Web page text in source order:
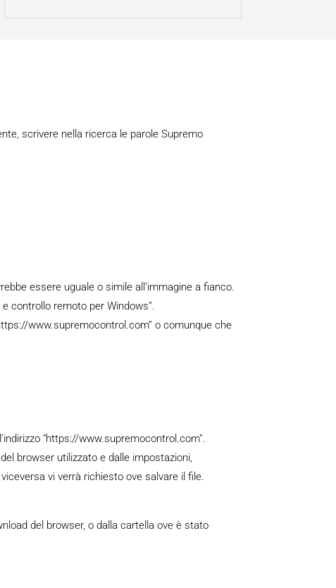
scrivere nella ricerca le parole Supremo
essere uguale o simile all’immagine a fianco.
controllo remoto per Windows”.
www.supremocontrol.com” o comunque che
“https://www.supremocontrol.com”.
browser utilizzato e dalle impostazioni,
vi verrà richiesto ove salvare il file.
del browser, o dalla cartella ove è stato